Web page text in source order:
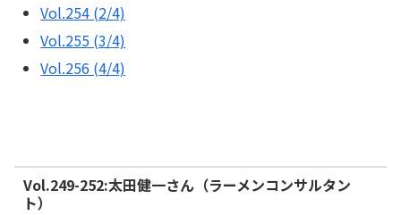
Vol.254 (2/4)
Vol.255 (3/4)
Vol.256 (4/4)
Vol.249-252:太田健一さん（ラーメンコンサルタン
ト）